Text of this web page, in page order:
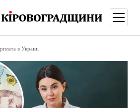
меню
в Україні